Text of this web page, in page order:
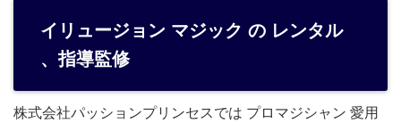
イリュージョン マジック の レンタル
、指導監修
株式会社パッションプリンセスでは プロマジシャン 愛用